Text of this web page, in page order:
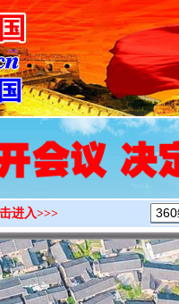
进入>>>